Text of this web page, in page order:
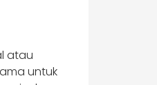
atau
untuk